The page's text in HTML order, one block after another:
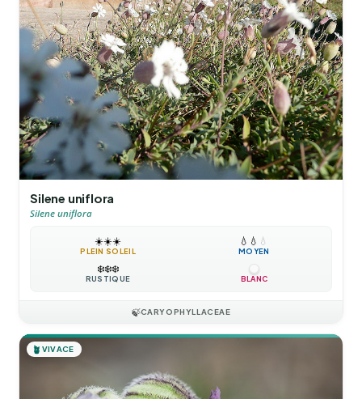
Silene uniflora
Silene uniflora
☀️☀️☀️
PLEIN SOLEIL
💧 💧 💧
MOYEN
❄️❄️❄️
RUSTIQUE BLANC
🍃CARYOPHYLLACEAE
🪴 VIVACE